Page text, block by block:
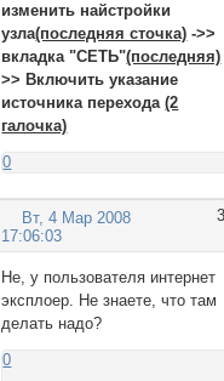
изменить найстройки
узла(последняя сточка) ->>
вкладка "СЕТЬ"(последняя)
>> Включить указание
источника перехода(2
галочка)
0
3
Вт, 4 Мар 2008
17:06:03
Не, у пользователя интернет
эксплоер. Не знаете, что там
делать надо?
0